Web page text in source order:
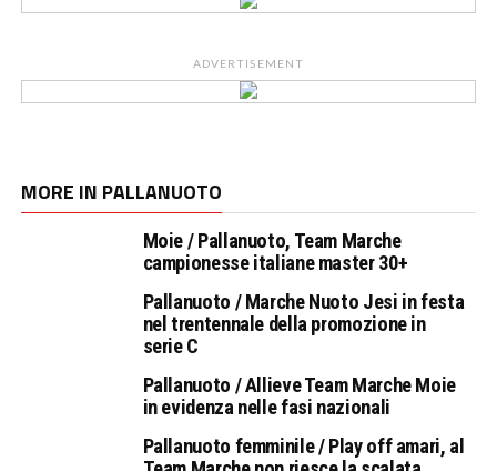
ADVERTISEMENT
MORE IN PALLANUOTO
Moie / Pallanuoto, Team Marche
campionesse italiane master 30+
Pallanuoto / Marche Nuoto Jesi in festa
nel trentennale della promozione in
serie C
Pallanuoto / Allieve Team Marche Moie
in evidenza nelle fasi nazionali
Pallanuoto femminile / Play off amari, al